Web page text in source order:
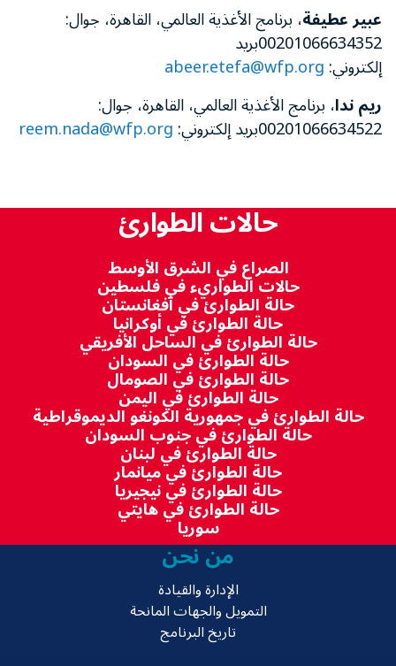
عبير عطيفة، برنامج الأغذية العالمي، القاهرة، جوال:
00201066634352بريد
إلكتروني:abeer.etefa@wfp.org
ريم ندا، برنامج الأغذية العالمي، القاهرة، جوال:
00201066634522بريد إلكتروني: reem.nada@wfp.org
حالات الطوارئ
الصراع في الشرق الأوسط
حالات الطواريء في فلسطين
حالة الطوارئ في أفغانستان
حالة الطوارئ في أوكرانيا
حالة الطوارئ في الساحل الأفريقي
حالة الطوارئ في السودان
حالة الطوارئ في الصومال
حالة الطوارئ في اليمن
حالة الطوارئ في جمهورية الكونغو الديموقراطية
حالة الطوارئ في جنوب السودان
حالة الطوارئ في لبنان
حالة الطوارئ في ميانمار
حالة الطوارئ في نيجيريا
حالة الطوارئ في هايتي
سوريا
من نحن
الإدارة والقيادة
التمويل والجهات المانحة
تاريخ البرنامج